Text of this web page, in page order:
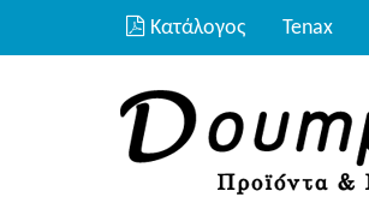
Κατάλογος Tenax